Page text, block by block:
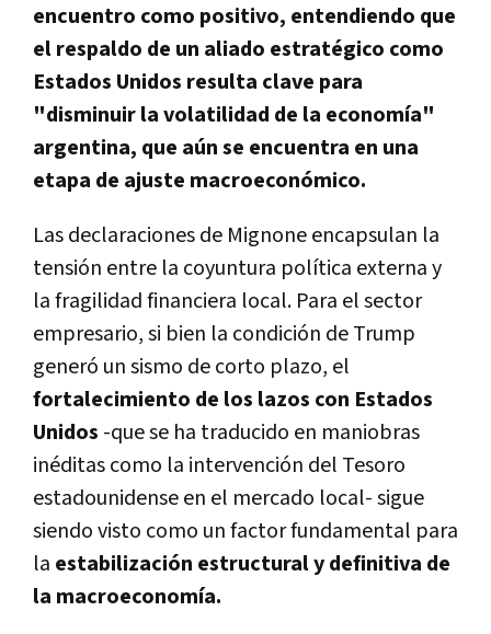
encuentro como positivo, entendiendo que
el respaldo de un aliado estratégico como
Estados Unidos resulta clave para
"disminuir la volatilidad de la economía"
argentina, que aún se encuentra en una
etapa de ajuste macroeconómico.
Las declaraciones de Mignone encapsulan la
tensión entre la coyuntura política externa y
la fragilidad financiera local. Para el sector
empresario, si bien la condición de Trump
generó un sismo de corto plazo, el
fortalecimiento de los lazos con Estados
Unidos -que se ha traducido en maniobras
inéditas como la intervención del Tesoro
estadounidense en el mercado local- sigue
siendo visto como un factor fundamental para
la estabilización estructural y definitiva de
la macroeconomía.